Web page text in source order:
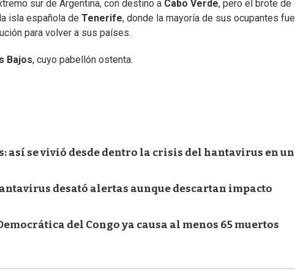
sur de Argentina, con destino a Cabo Verde, pero el brote de
isla española de Tenerife, donde la mayoría de sus ocupantes
para volver a sus países.
Bajos, cuyo pabellón ostenta.
así se vivió desde dentro la crisis del hantavirus en un
desató alertas aunque descartan impacto
del Congo ya causa al menos 65 muertos